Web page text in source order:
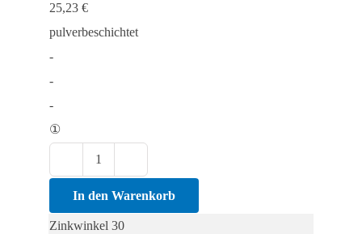
25,23 €
pulverbeschichtet
-
-
-
①
30
Menge
In den Warenkorb
Zinkwinkel 30